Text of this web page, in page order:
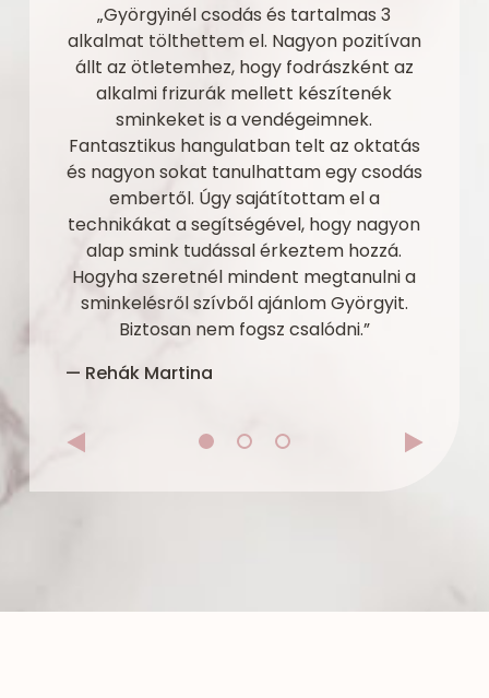
„Györgyinél csodás és tartalmas 3
alkalmat tölthettem el. Nagyon pozitívan
állt az ötletemhez, hogy fodrászként az
alkalmi frizurák mellett készítenék
sminkeket is a vendégeimnek.
Fantasztikus hangulatban telt az oktatás
és nagyon sokat tanulhattam egy csodás
embertől. Úgy sajátítottam el a
technikákat a segítségével, hogy nagyon
alap smink tudással érkeztem hozzá.
Hogyha szeretnél mindent megtanulni a
sminkelésről szívből ajánlom Györgyit.
Biztosan nem fogsz csalódni.”
— Rehák Martina